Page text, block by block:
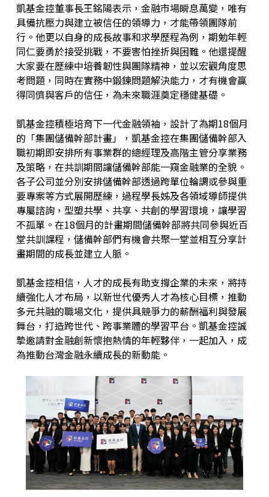
凱基金控董事長王銘陽表示，金融市場瞬息萬變，唯有
具備抗壓力與建立被信任的領導力，才能帶領團隊前
行。他更以自身的成長故事和求學歷程為例，期勉年輕
同仁要勇於接受挑戰，不要害怕挫折與困難。他還提醒
大家要在歷練中培養韌性與團隊精神，並以宏觀角度思
考問題，同時在實務中鍛鍊問題解決能力，才有機會贏
得同儕與客戶的信任，為未來職涯奠定穩健基礎。
凱基金控積極培育下一代金融領袖，設計了為期18個月
的「集團儲備幹部計畫」，凱基金控在集團儲備幹部入
職初期即安排所有事業群的總經理及高階主管分享業務
及策略，在共訓期間讓儲備幹部能一窺金融業的全貌。
各子公司並分別安排儲備幹部透過跨單位輪調或參與重
要專案等方式展開歷練，過程學長姊及各領域導師提供
專屬諮詢，型塑共學、共享、共創的學習環境，讓學習
不孤單。在18個月的計畫期間儲備幹部將共同參與近百
堂共訓課程，儲備幹部們有機會共聚一堂並相互分享計
畫期間的成長並建立人脈。
凱基金控相信，人才的成長有助支撐企業的未來，將持
續強化人才布局，以新世代優秀人才為核心目標，推動
多元共融的職場文化，提供具競爭力的薪酬福利與發展
舞台，打造跨世代、跨事業體的學習平台。凱基金控誠
摯邀請對金融創新懷抱熱情的年輕夥伴，一起加入，成
為推動台灣金融永續成長的新動能。